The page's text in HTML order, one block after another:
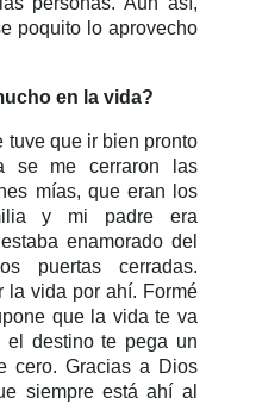
poquito lo aprovecho
en la vida?
tuve que ir bien pronto
se me cerraron las
mías, que eran los
y mi padre era
enamorado del
puertas cerradas.
la vida por ahí. Formé
que la vida te va
el destino te pega un
cero. Gracias a Dios
siempre está ahí al